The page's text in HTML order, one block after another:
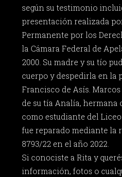
según su testimonio
presentación realizada
Permanente por los
la Cámara Federal de
2000. Su madre y su tío
cuerpo y despedirla en la
Francisco de Asís.
de su tía Analía, hermana
como estudiante del
fue reparado mediante la
8793/22 en el año 2022.
Si conociste a Rita y
información, fotos o